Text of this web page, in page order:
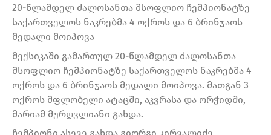
20-წლამდელ ძალოსანთა მსოფლიო ჩემპიონატზე
საქართველოს ნაკრებმა 4 ოქროს და 6 ბრინჯაოს
მედალი მოიპოვა
მექსიკაში გამართულ 20-წლამდელ ძალოსანთა
მსოფლიო ჩემპიონატზე საქართველოს ნაკრებმა 4
ოქროს და 6 ბრინჯაოს მედალი მოიპოვა. მათგან 3
ოქროს მფლობელი ატაცში, აკვრასა და ორჭიდში,
მარიამ მურღვლიანი გახდა.